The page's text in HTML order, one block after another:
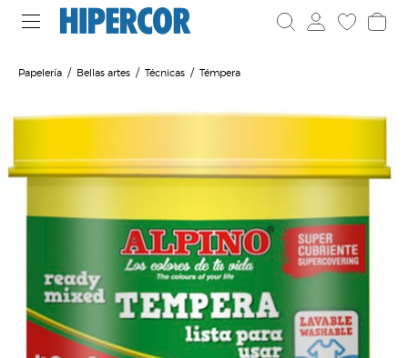
Papelería Bellas artes Técnicas Témpera